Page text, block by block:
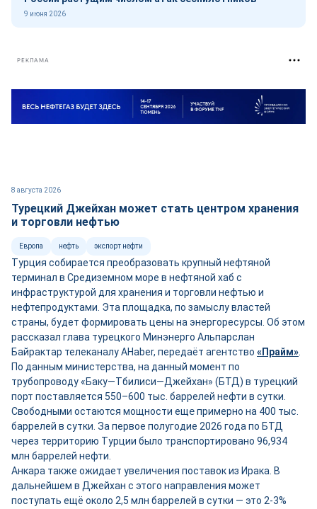
9 июня 2026
РЕКЛАМА
8 августа 2026
Турецкий Джейхан может стать центром хранения
и торговли нефтью
Европа нефть экспорт нефти
Турция собирается преобразовать крупный нефтяной
терминал в Средиземном море в нефтяной хаб с
инфраструктурой для хранения и торговли нефтью и
нефтепродуктами. Эта площадка, по замыслу властей
страны, будет формировать цены на энергоресурсы. Об этом
рассказал глава турецкого Минэнерго Альпарслан
Байрактар телеканалу AHaber, передаёт агентство «Прайм»
По данным министерства, на данный момент по
трубопроводу «Баку—Тбилиси—Джейхан» (БТД) в турецкий
порт поставляется 550–600 тыс. баррелей нефти в сутки.
Свободными остаются мощности ещепримерно на 400 тыс.
баррелей в сутки. За первое полугодие 2026 года по БТД
через территорию Турции было транспортировано 96,934
млн баррелей нефти.
Анкара также ожидает увеличения поставок из Ирака. В
дальнейшем в Джейхан с этого направления может
поступать ещё около 2,5 млн баррелей в сутки — это 2-3%